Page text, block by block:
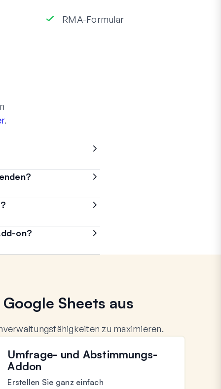
RMA-Formular
.
on?
Sheets aus
zu maximieren.
Umfrage- und Abstimmungs-
Addon
Erstellen Sie ganz einfach